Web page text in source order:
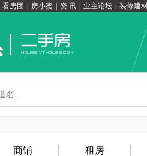
看房团 房小蜜 资 讯 业主论坛 装修建
商铺 租房